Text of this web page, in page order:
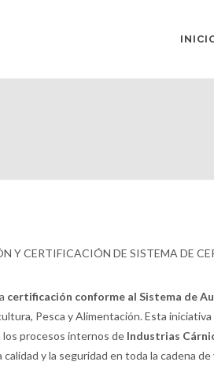
Y CERTIFICACIÓN DE SISTEMA DE
certificación conforme al Sistema de
Pesca y Alimentación. Esta
los procesos internos de Industrias
y la seguridad en toda la cadena de